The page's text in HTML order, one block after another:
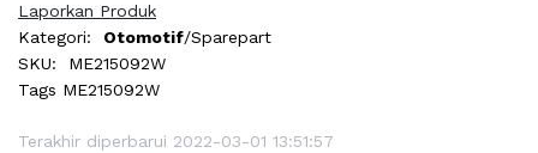
Laporkan Produk
Kategori:
Otomotif/Sparepart
SKU:
ME215092W
Tags ME215092W
Terakhir diperbarui 2022-03-01 13:51:57